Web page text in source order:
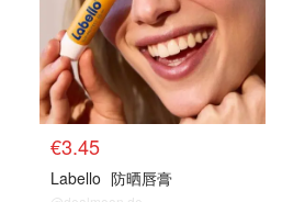
€3.45
Labello 防晒唇膏